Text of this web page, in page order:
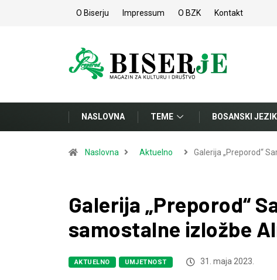
O Biserju Impressum O BZK Kontakt
NASLOVNA TEME BOSANSKI JEZIK
Naslovna Aktuelno Galerija „Preporod“
Galerija „Preporod“
samostalne izložbe
AKTUELNO UMJETNOST 31. maja 2023.